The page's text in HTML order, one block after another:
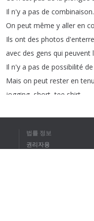
Il n'y a pas de combinaison.
On peut même y aller en
Ils ont des photos
avec des gens qui peuvent
Il n'y a pas de possibilité de
Mais on peut rester en
jogging short ,tee shirt
on peut faire
Parce qu'à aucun moment
법률 정보
권리자용